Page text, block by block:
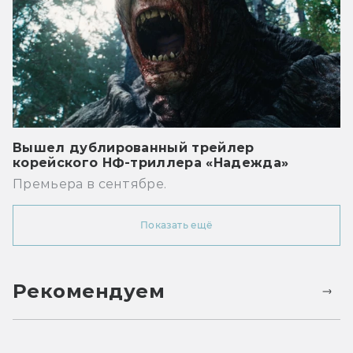
Вышел дублированный трейлер
корейского НФ-триллера «Надежда»
Премьера в сентябре.
Показать ещё
Рекомендуем